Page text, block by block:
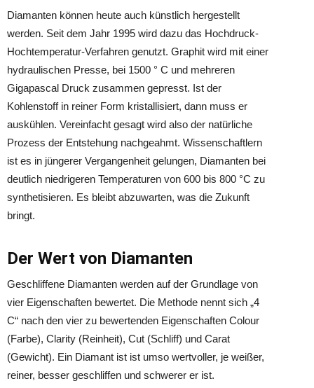
Diamanten können heute auch künstlich hergestellt
werden. Seit dem Jahr 1995 wird dazu das Hochdruck-
Hochtemperatur-Verfahren genutzt. Graphit wird mit einer
hydraulischen Presse, bei 1500 ° C und mehreren
Gigapascal Druck zusammen gepresst. Ist der
Kohlenstoff in reiner Form kristallisiert, dann muss er
auskühlen. Vereinfacht gesagt wird also der natürliche
Prozess der Entstehung nachgeahmt. Wissenschaftlern
ist es in jüngerer Vergangenheit gelungen, Diamanten bei
deutlich niedrigeren Temperaturen von 600 bis 800 °C zu
synthetisieren. Es bleibt abzuwarten, was die Zukunft
bringt.
Der Wert von Diamanten
Geschliffene Diamanten werden auf der Grundlage von
vier Eigenschaften bewertet. Die Methode nennt sich „4
C“ nach den vier zu bewertenden Eigenschaften Colour
(Farbe), Clarity (Reinheit), Cut (Schliff) und Carat
(Gewicht). Ein Diamant ist ist umso wertvoller, je weißer,
reiner, besser geschliffen und schwerer er ist.